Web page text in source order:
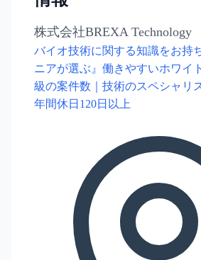
株式会社BREXA Technology
バイオ技術に関する知識をお持
ニアが選ぶ』働きやすいホワイ
級の案件数｜技術のスペシャリ
年間休日120日以上